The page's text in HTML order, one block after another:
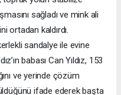
sağladı ve mink ali
ortadan kaldırdı.
sandalye ile evine
babası Can Yıldız, 153
ve yerinde çözüm
ifade ederek başta